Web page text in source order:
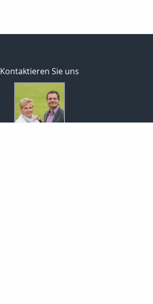
Kontaktieren Sie uns